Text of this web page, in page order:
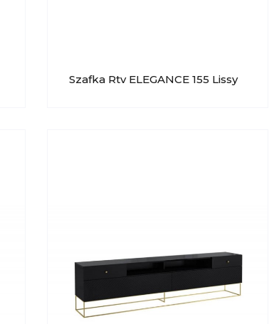
Szafka Rtv ELEGANCE 155 Lissy